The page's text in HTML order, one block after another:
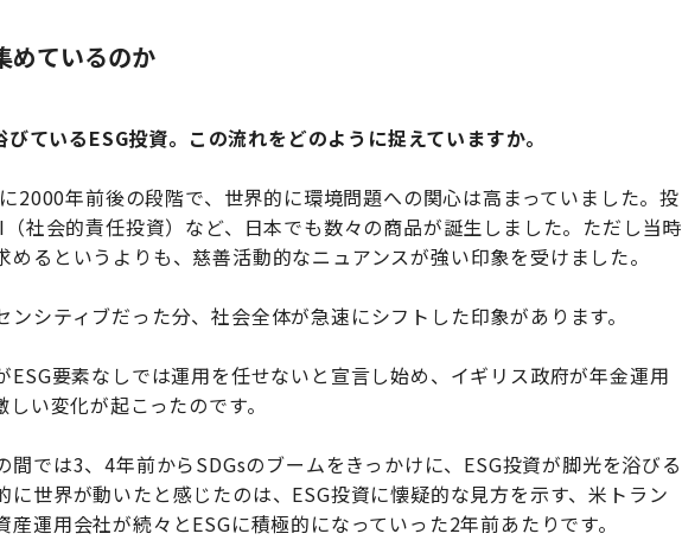
めているのか
ているESG投資。この流れをどのように捉えていますか。
2000年前後の段階で、世界的に環境問題への関心は高まっていました。投
社会的責任投資）など、日本でも数々の商品が誕生しました。ただし当時
るというよりも、慈善活動的なニュアンスが強い印象を受けました。
シティブだった分、社会全体が急速にシフトした印象があります。
ESG要素なしでは運用を任せないと宣言し始め、イギリス政府が年金運用
い変化が起こったのです。
間では3、4年前からSDGsのブームをきっかけに、ESG投資が脚光を浴びる
に世界が動いたと感じたのは、ESG投資に懐疑的な見方を示す、米トラン
運用会社が続々とESGに積極的になっていった2年前あたりです。